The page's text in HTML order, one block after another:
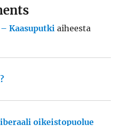
Kaasuputki aiheesta
oikeistopuolue